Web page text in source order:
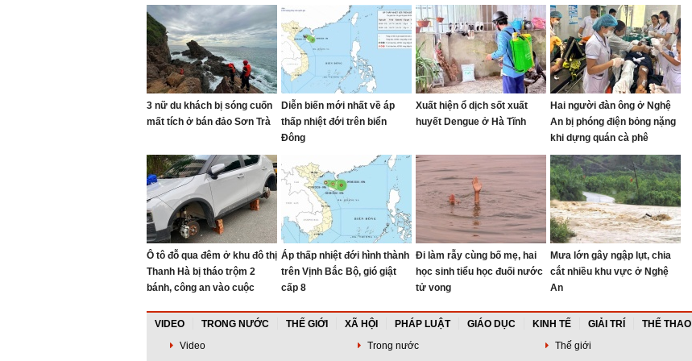
3 nữ du khách bị sóng cuốn
mất tích ở bán đảo Sơn Trà
Diễn biến mới nhất về áp
thấp nhiệt đới trên biển
Đông
Xuất hiện ổ dịch sốt xuất
huyết Dengue ở Hà Tĩnh
Hai người đàn ông ở Nghệ
An bị phóng điện bỏng nặng
khi dựng quán cà phê
Ô tô đỗ qua đêm ở khu đô thị
Thanh Hà bị tháo trộm 2
bánh, công an vào cuộc
Áp thấp nhiệt đới hình thành
trên Vịnh Bắc Bộ, gió giật
cấp 8
Đi làm rẫy cùng bố mẹ, hai
học sinh tiểu học đuối nước
tử vong
Mưa lớn gây ngập lụt, chia
cắt nhiều khu vực ở Nghệ
An
VIDEO TRONG NƯỚC THẾ GIỚI XÃ HỘI PHÁP LUẬT GIÁO DỤC KINH TẾ GIẢI TRÍ THỂ THAO
Video
Trong nước Thế giới